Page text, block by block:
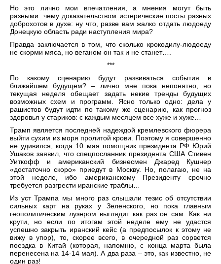
Но это лично мои впечатления, а мнения могут быть
разными: чему доказательством истерические посты разных
доброхотов в духе: ну что, разве вам жалко отдать людоеду
Донецкую область ради наступления мира?
Правда заключается в том, что сколько крокодилу-людоеду
не скорми мяса, но веганом он так и не станет….
***
По какому сценарию будут развиваться события в
ближайшем будущем? – лично мне пока непонятно, но
текущая неделя обещает задать некие тренды будущих
возможных схем и программ. Ясно только одно: дела у
рашистов будут идти по такому же сценарию, как прогноз
здоровья у стариков: с каждым месяцем все хуже и хуже…
Трамп является последней надеждой кремлевского фюрера
выйти сухим из моря пролитой крови. Поэтому я совершенно
не удивился, когда 10 мая помощник президента РФ Юрий
Ушаков заявил, что спецпосланник президента США Стивен
Уиткофф и американский бизнесмен Джаред Кушнер
«достаточно скоро» приедут в Москву. Но, полагаю, не на
этой неделе, ибо американскому Президенту срочно
требуется разгрести иранские траблы…
Из уст Трампа мы много раз слышали тезис об отсутствии
сильных карт на руках у Зеленского, но пока главным
геополитическим лузером выглядит как раз он сам. Как ни
крути, но если по итогам этой неделе ему не удастся
успешно закрыть иранский кейс (а предпосылок к этому не
вижу в упор), то, скорее всего, в очередной раз сорвется
поездка в Китай (которая, напомню, с конца марта была
перенесена на 14-14 мая). А два раза – это, как известно, не
один раз!